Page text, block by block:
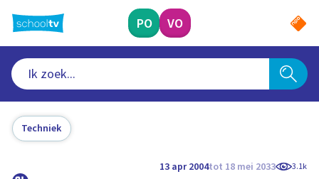
naar
hoofdinhoud
PO VO
Techniek
13 apr 2004tot 18 mei 2033 3.1k